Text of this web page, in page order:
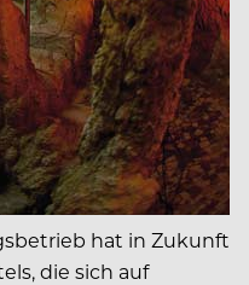
hat in Zukunft
die sich auf